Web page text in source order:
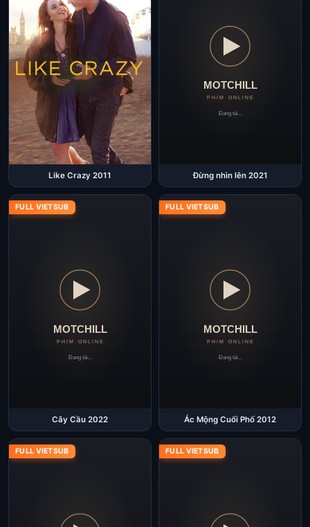
Like Crazy 2011 Đừng nhìn lên 2021
FULL VIETSUB
Cây Cầu 2022
FULL VIETSUB
Ác Mộng Cuối Phố 2012
FULL VIETSUB FULL VIETSUB